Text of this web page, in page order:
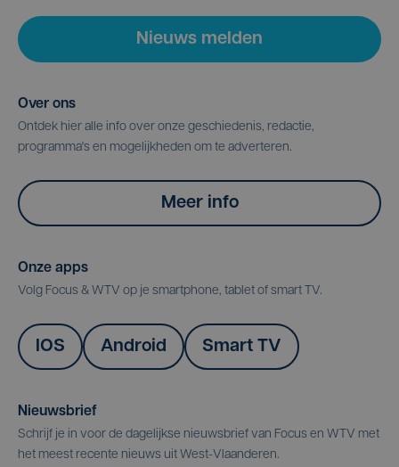
Nieuws melden
Over ons
Ontdek hier alle info over onze geschiedenis, redactie,
programma's en mogelijkheden om te adverteren.
Meer info
Onze apps
Volg Focus & WTV op je smartphone, tablet of smart TV.
IOS Android Smart TV
Nieuwsbrief
Schrijf je in voor de dagelijkse nieuwsbrief van Focus en WTV met
het meest recente nieuws uit West-Vlaanderen.